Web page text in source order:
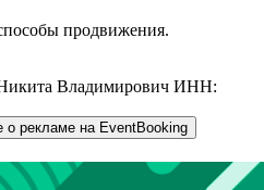
продвижения.
Владимирович ИНН:
о рекламе на EventBooking